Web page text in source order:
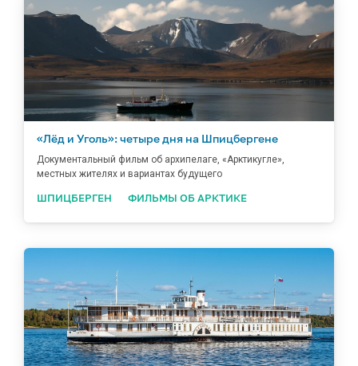
«Лёд и Уголь»: четыре дня на Шпицбергене
Документальный фильм об архипелаге, «Арктикугле»,
местных жителях и вариантах будущего
ШПИЦБЕРГЕН ФИЛЬМЫ ОБ АРКТИКЕ